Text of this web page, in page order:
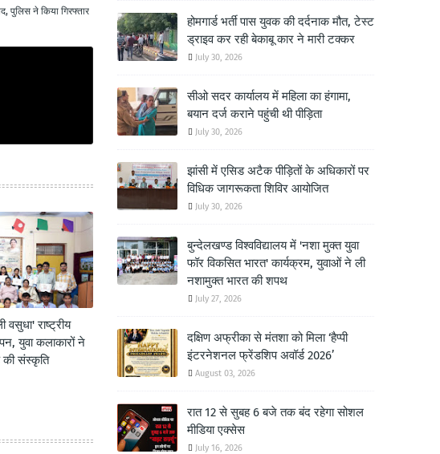
पुलिस ने किया गिरफ्तार
वसुधा' राष्ट्रीय
युवा कलाकारों ने
संस्कृति
होमगार्ड भर्ती पास युवक की दर्दनाक मौत, टेस्ट
ड्राइव कर रही बेकाबू कार ने मारी टक्कर
July 30, 2026
सीओ सदर कार्यालय में महिला का हंगामा,
बयान दर्ज कराने पहुंची थी पीड़िता
July 30, 2026
झांसी में एसिड अटैक पीड़ितों के अधिकारों पर
विधिक जागरूकता शिविर आयोजित
July 30, 2026
बुन्देलखण्ड विश्वविद्यालय में 'नशा मुक्त युवा
फॉर विकसित भारत' कार्यक्रम, युवाओं ने ली
नशामुक्त भारत की शपथ
July 27, 2026
दक्षिण अफ्रीका से मंतशा को मिला ‘हैप्पी
इंटरनेशनल फ्रेंडशिप अवॉर्ड 2026’
August 03, 2026
रात 12 से सुबह 6 बजे तक बंद रहेगा सोशल
मीडिया एक्सेस
July 16, 2026